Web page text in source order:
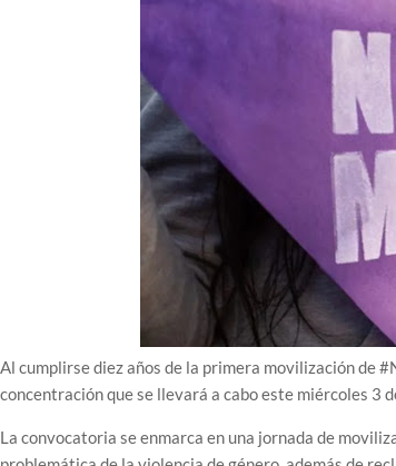
Al cumplirse diez años de la primera movilización de
concentración que se llevará a cabo este miércoles 3
La convocatoria se enmarca en una jornada de